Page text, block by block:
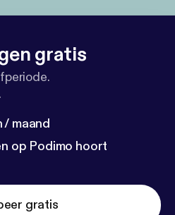
gratis
/ maand
op Podimo hoort
gratis